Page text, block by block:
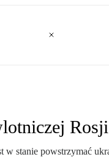
stanie powstrzymać